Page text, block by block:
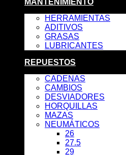
MANTENIMIENTO
HERRAMIENTAS
ADITIVOS
GRASAS
LUBRICANTES
REPUESTOS
CADENAS
CAMBIOS
DESVIADORES
HORQUILLAS
MAZAS
NEUMÁTICOS
26
27.5
29